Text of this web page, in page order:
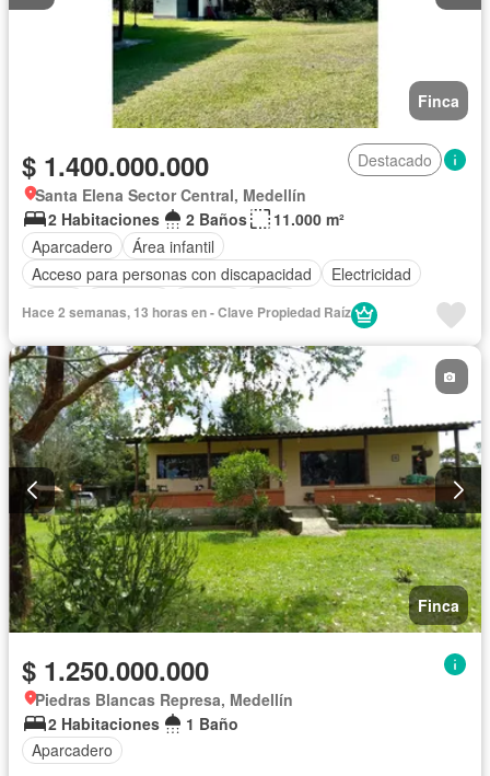
Finca
$ 1.400.000.000
Destacado
Santa Elena Sector Central, Medellín
2 Habitaciones
2 Baños
11.000 m²
Aparcadero
Área infantil
Acceso para personas con discapacidad
Electricidad
Hace 2 semanas, 13 horas en - Clave Propiedad Raíz
Finca
$ 1.250.000.000
Piedras Blancas Represa, Medellín
2 Habitaciones
1 Baño
Aparcadero